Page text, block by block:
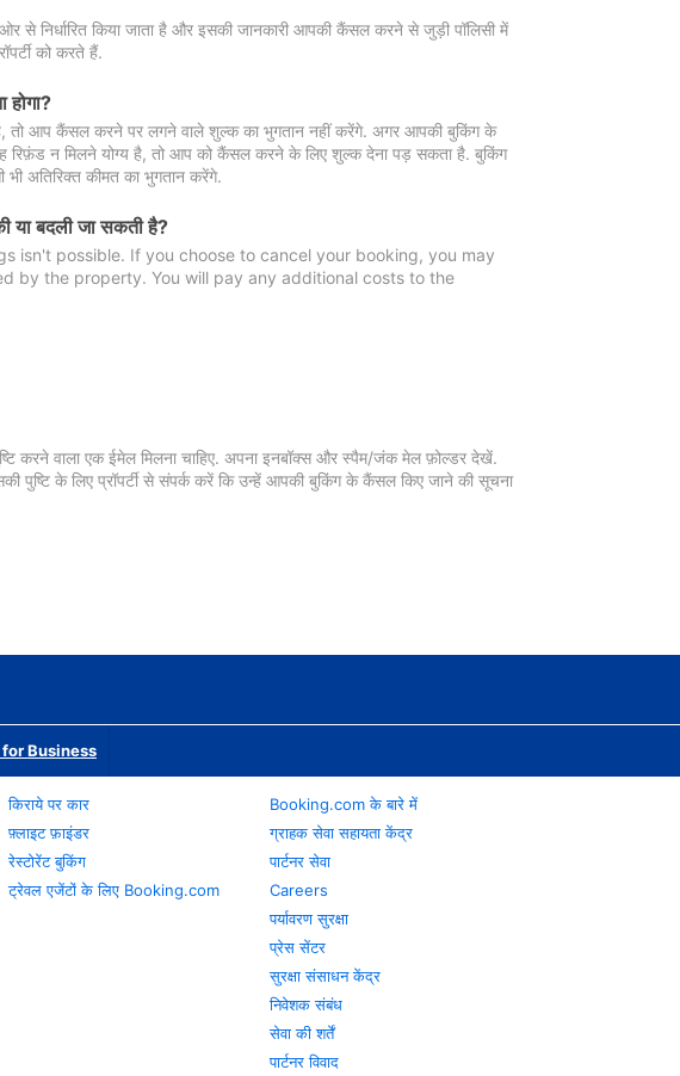
से निर्धारित किया जाता है और इसकी जानकारी आपकी कैंसल करने से जुड़ी पॉलिसी में
को करते हैं.
तो आप कैंसल करने पर लगने वाले शुल्क का भुगतान नहीं करेंगे. अगर आपकी बुकिंग के
रिफ़ंड न मिलने योग्य है, तो आप को कैंसल करने के लिए शुल्क देना पड़ सकता है. बुकिंग
भी अतिरिक्त कीमत का भुगतान करेंगे.
या बदली जा सकती है?
isn't possible. If you choose to cancel your booking, you may
by the property. You will pay any additional costs to the
करने वाला एक ईमेल मिलना चाहिए. अपना इनबॉक्स और स्पैम/जंक मेल फ़ोल्डर देखें.
पुष्टि के लिए प्रॉपर्टी से संपर्क करें कि उन्हें आपकी बुकिंग के कैंसल किए जाने की सूचना
Business
किराये पर कार
फ़्लाइट फ़ाइंडर
रेस्टोरेंट बुकिंग
ट्रेवल एजेंटों के लिए Booking.com
Booking.com के बारे में
ग्राहक सेवा सहायता केंद्र
पार्टनर सेवा
Careers
पर्यावरण सुरक्षा
प्रेस सेंटर
सुरक्षा संसाधन केंद्र
निवेशक संबंध
सेवा की शर्तें
पार्टनर विवाद